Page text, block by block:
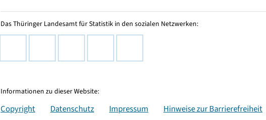
Das Thüringer Landesamt für Statistik in den sozialen Netzwerken:
Informationen zu dieser Website:
Copyright Datenschutz Impressum Hinweise zur Barrierefreiheit